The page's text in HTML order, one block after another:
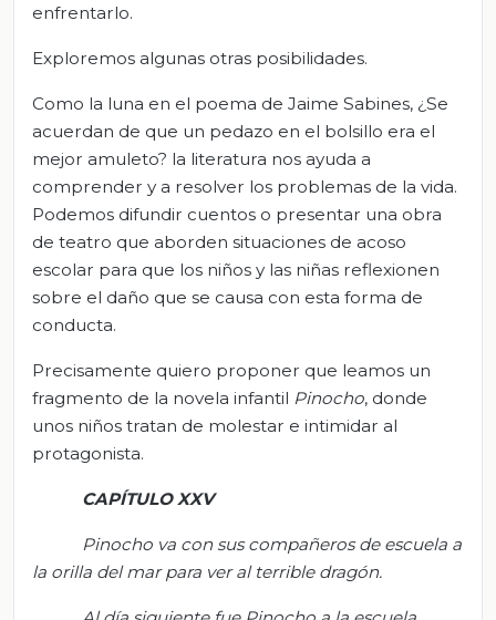
enfrentarlo.
Exploremos algunas otras posibilidades.
Como la luna en el poema de Jaime Sabines, ¿Se
acuerdan de que un pedazo en el bolsillo era el
mejor amuleto? la literatura nos ayuda a
comprender y a resolver los problemas de la vida.
Podemos difundir cuentos o presentar una obra
de teatro que aborden situaciones de acoso
escolar para que los niños y las niñas reflexionen
sobre el daño que se causa con esta forma de
conducta.
Precisamente quiero proponer que leamos un
fragmento de la novela infantil Pinocho, donde
unos niños tratan de molestar e intimidar al
protagonista.
CAPÍTULO XXV
Pinocho va con sus compañeros de escuela a
la orilla del mar para ver al terrible dragón.